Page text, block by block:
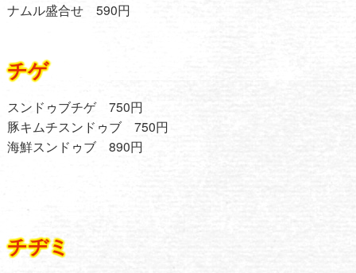
ナムル盛合せ 590円
チゲ
スンドゥブチゲ 750円
豚キムチスンドゥブ 750円
海鮮スンドゥブ 890円
チヂミ